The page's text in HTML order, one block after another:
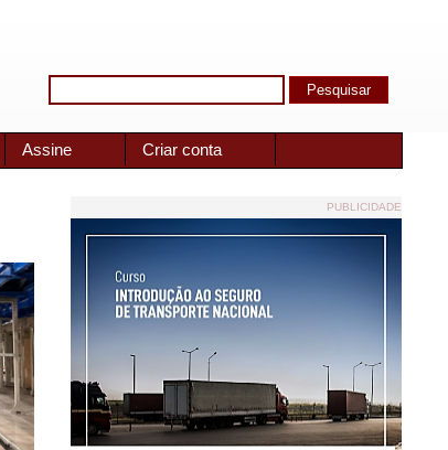
Assine Criar conta
PUBLICIDADE